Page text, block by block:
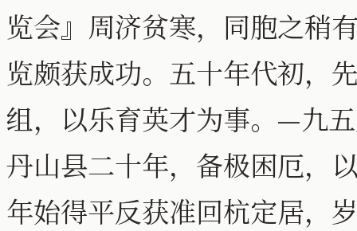
览会』周济贫寒，同胞之稍
览颇获成功。五十年代初，
组，以乐育英才为事。—九
丹山县二十年，备极困厄，
年始得平反获准回杭定居，